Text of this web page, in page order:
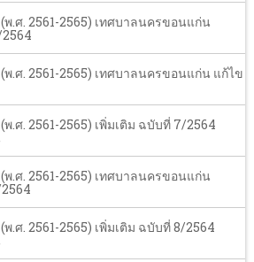
.ศ. 2561-2565) เทศบาลนครขอนแก่น
.ศ. 2561-2565) เทศบาลนครขอนแก่น แก้ไข
.ศ. 2561-2565) เพิ่มเติม ฉบับที่ 7/2564
.ศ. 2561-2565) เทศบาลนครขอนแก่น
.ศ. 2561-2565) เพิ่มเติม ฉบับที่ 8/2564